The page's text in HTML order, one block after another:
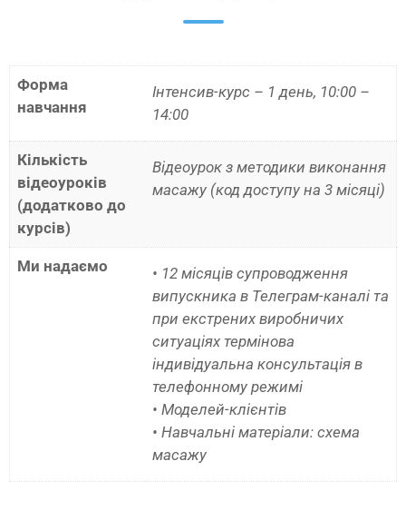
Форма
навчання
Інтенсив-курс – 1 день, 10:00 –
14:00
Кількість
відеоуроків
(додатково до
курсів)
Відеоурок з методики виконання
масажу (код доступу на 3 місяці)
Ми надаємо
• 12 місяців супроводження
випускника в Телеграм-каналі та
при екстрених виробничих
ситуаціях термінова
індивідуальна консультація в
телефонному режимі
• Моделей-клієнтів
• Навчальні матеріали: схема
масажу